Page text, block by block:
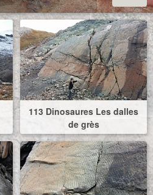
113 Dinosaures Les dalles
de grès